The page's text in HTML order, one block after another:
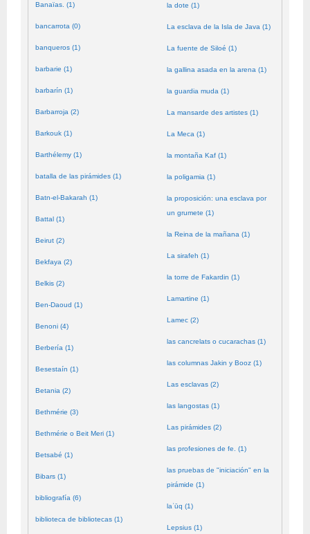
Banaïas. (1)
bancarrota (0)
banqueros (1)
barbarie (1)
barbarín (1)
Barbarroja (2)
Barkouk (1)
Barthélemy (1)
batalla de las pirámides (1)
Batn-el-Bakarah (1)
Battal (1)
Beirut (2)
Bekfaya (2)
Belkis (2)
Ben-Daoud (1)
Benoni (4)
Berbería (1)
Besestaín (1)
Betania (2)
Bethmérie (3)
Bethmérie o Beit Meri (1)
Betsabé (1)
Bibars (1)
bibliografía (6)
biblioteca de bibliotecas (1)
la dote (1)
La esclava de la Isla de Java (1)
La fuente de Siloé (1)
la gallina asada en la arena (1)
la guardia muda (1)
La mansarde des artistes (1)
La Meca (1)
la montaña Kaf (1)
la poligamia (1)
la proposición: una esclava por
un grumete (1)
la Reina de la mañana (1)
La sirafeh (1)
la torre de Fakardin (1)
Lamartine (1)
Lamec (2)
las cancrelats o cucarachas (1)
las columnas Jakin y Booz (1)
Las esclavas (2)
las langostas (1)
Las pirámides (2)
las profesiones de fe. (1)
las pruebas de "iniciación" en la
pirámide (1)
laʿūq (1)
Lepsius (1)